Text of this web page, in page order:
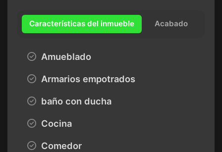
Características del inmueble Acabado
Amueblado
Armarios empotrados
baño con ducha
Cocina
Comedor